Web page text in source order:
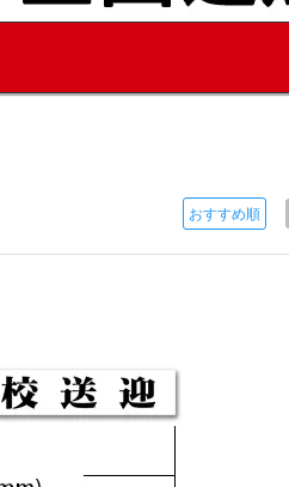
おすすめ順